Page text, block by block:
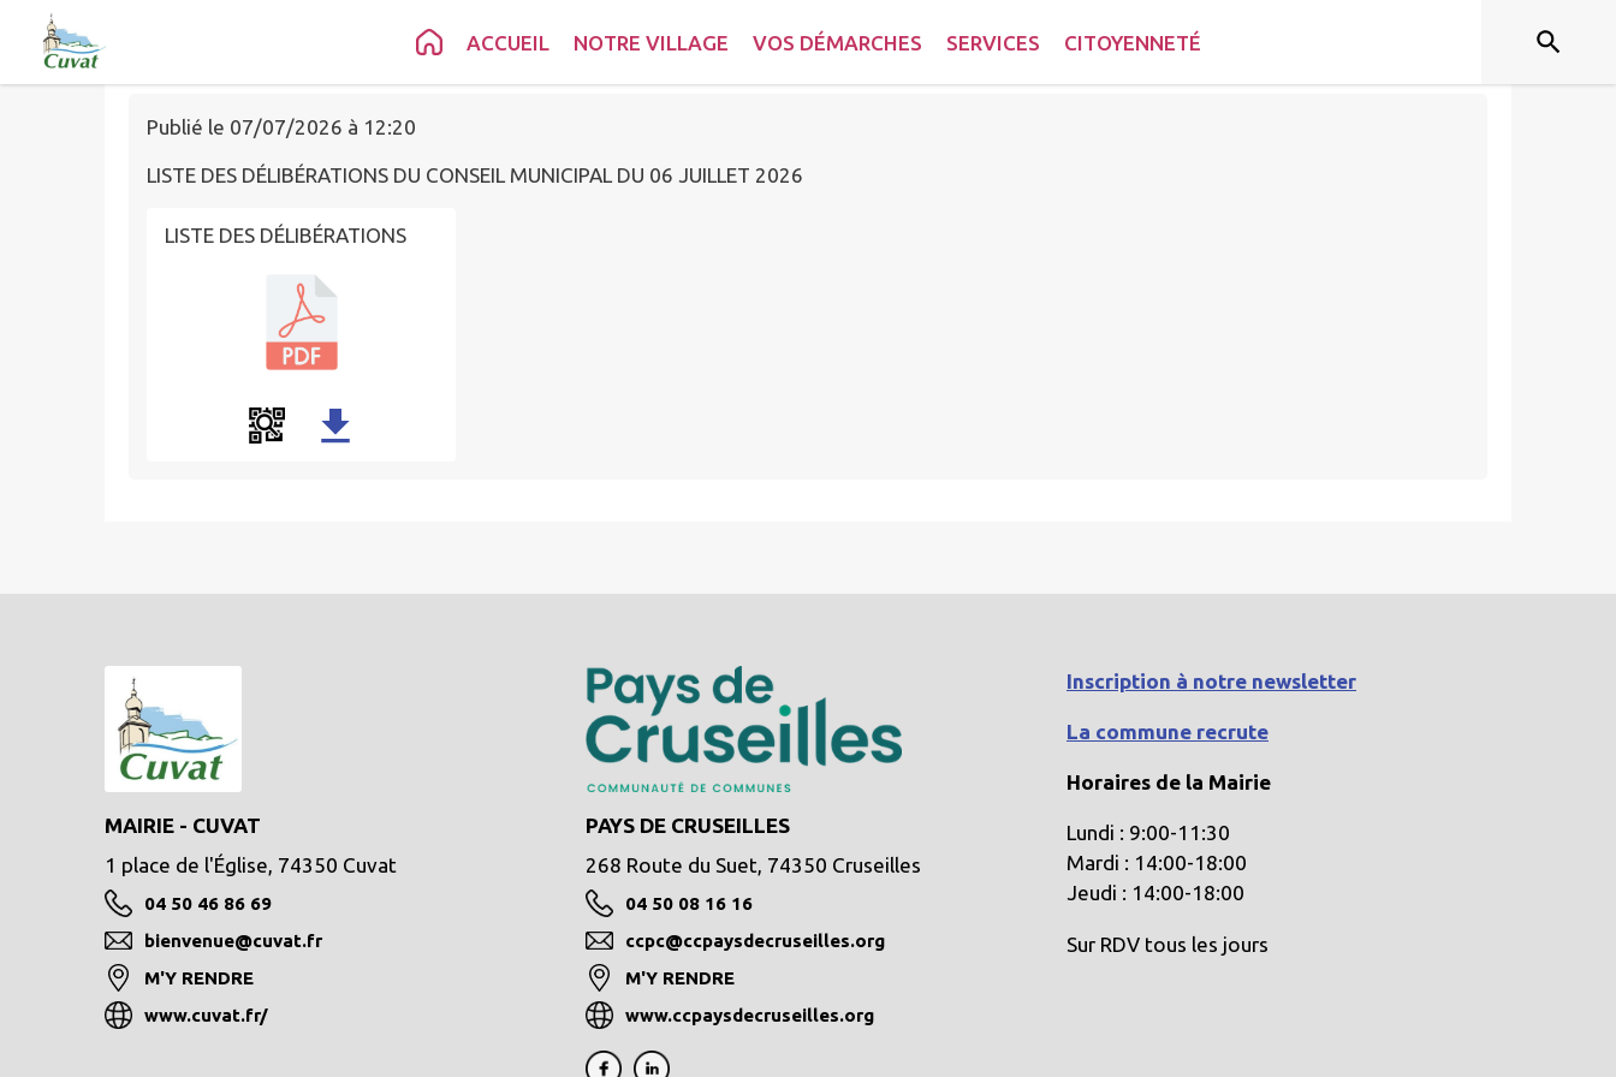
Contenu Pied de page ACCUEIL NOTRE VILLAGE VOS DÉMARCHES SERVICES CITOYENNETÉ
Publié le 07/07/2026 à 12:20
LISTE DES DÉLIBÉRATIONS DU CONSEIL MUNICIPAL DU 06 JUILLET 2026
LISTE DES DÉLIBÉRATIONS
MAIRIE - CUVAT
1 place de l'Église, 74350 Cuvat
04 50 46 86 69
bienvenue@cuvat.fr
M'Y RENDRE
www.cuvat.fr/
PAYS DE CRUSEILLES
268 Route du Suet, 74350 Cruseilles
04 50 08 16 16
ccpc@ccpaysdecruseilles.org
M'Y RENDRE
www.ccpaysdecruseilles.org
Inscription à notre newsletter
La commune recrute
Horaires de la Mairie
Lundi : 9:00-11:30
Mardi : 14:00-18:00
Jeudi : 14:00-18:00
Sur RDV tous les jours